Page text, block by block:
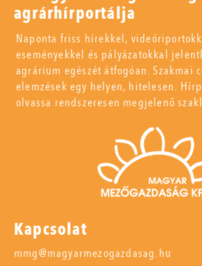
agrárhírportálja
Naponta friss hírekkel,
eseményekkel és pályázatokkal
agrárium egészét átfogóan. Szakmai
elemzések egy helyen, hitelesen.
olvassa rendszeresen megjelenő
Kapcsolat
mmg@magyarmezogazdasag.hu